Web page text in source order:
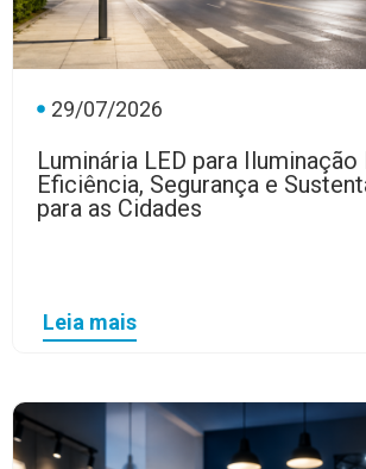
29/07/2026
Luminária LED para Iluminação
Eficiência, Segurança e
para as Cidades
Leia mais